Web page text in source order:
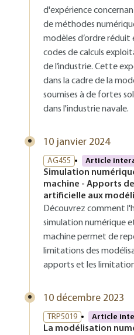
d'expérience
de méthodes
modèles d’ordre réduit
codes de calculs
de l’industrie. Cette
dans la cadre de la
soumises à de fortes
dans l'industrie navale.
10 janvier 2024
AG455 Article
Simulation
machine - Apports
artificielle aux
Découvrez comment
simulation numérique
machine permet de
limitations des
apports et les
10 décembre 2023
TRP5019 Article
La modélisation